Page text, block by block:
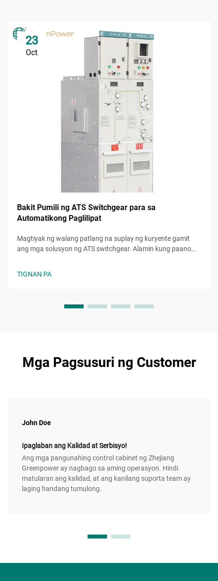
23
Oct
Bakit Pumili ng ATS Switchgear para sa
Automatikong Paglilipat
Magtiyak ng walang patlang na suplay ng kuryente gamit
ang mga solusyon ng ATS switchgear. Alamin kung paano
TIGNAN PA
Mga Pagsusuri ng Customer
John Doe
Ipaglaban ang Kalidad at Serbisyo!
Ang mga pangunahing control cabinet ng Zhejiang
Greenpower ay nagbago sa aming operasyon. Hindi
matularan ang kalidad, at ang kanilang suporta team ay
laging handang tumulong.